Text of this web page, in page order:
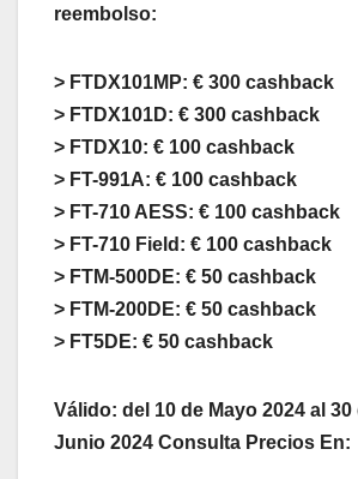
reembolso:
> FTDX101MP: € 300 cashback
> FTDX101D: € 300 cashback
> FTDX10: € 100 cashback
> FT-991A: € 100 cashback
> FT-710 AESS: € 100 cashback
> FT-710 Field: € 100 cashback
> FTM-500DE: € 50 cashback
> FTM-200DE: € 50 cashback
> FT5DE: € 50 cashback
Válido: del 10 de Mayo 2024 al 30
Junio 2024 Consulta Precios En: